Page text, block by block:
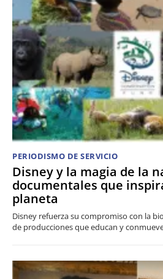
PERIODISMO DE SERVICIO
Disney y la magia de la
documentales que
planeta
Disney refuerza su compromiso con la
de producciones que educan y